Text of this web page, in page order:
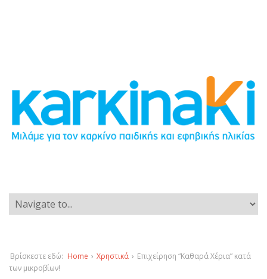
Βρίσκεστε εδώ: Home › Χρηστικά › Επιχείρηση “Καθαρά Χέρια” κατά
των μικροβίων!